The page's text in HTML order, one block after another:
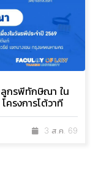
กรพีทักษิณา ใน
ครงการโต้วาที
3 ส.ค. 69